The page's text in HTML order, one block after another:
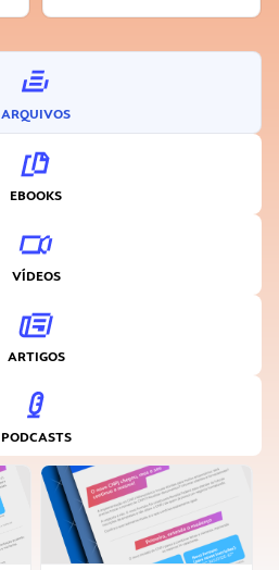
ARQUIVOS
EBOOKS
VÍDEOS
ARTIGOS
PODCASTS